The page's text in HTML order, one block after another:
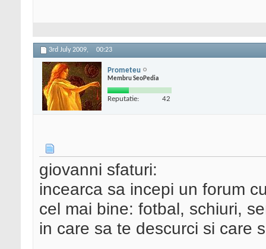
3rd July 2009, 00:23
Prometeu
Membru SeoPedia
Reputatie: 42
giovanni sfaturi:
incearca sa incepi un forum
cel mai bine: fotbal, schiuri,
in care sa te descurci si care